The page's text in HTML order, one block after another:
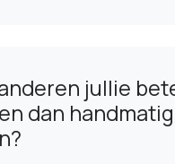
jullie
dan handmatig